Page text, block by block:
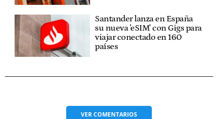
Santander lanza en España
su nueva 'eSIM' con Gigs para
viajar conectado en 160
países
VERCOMENTARIOS